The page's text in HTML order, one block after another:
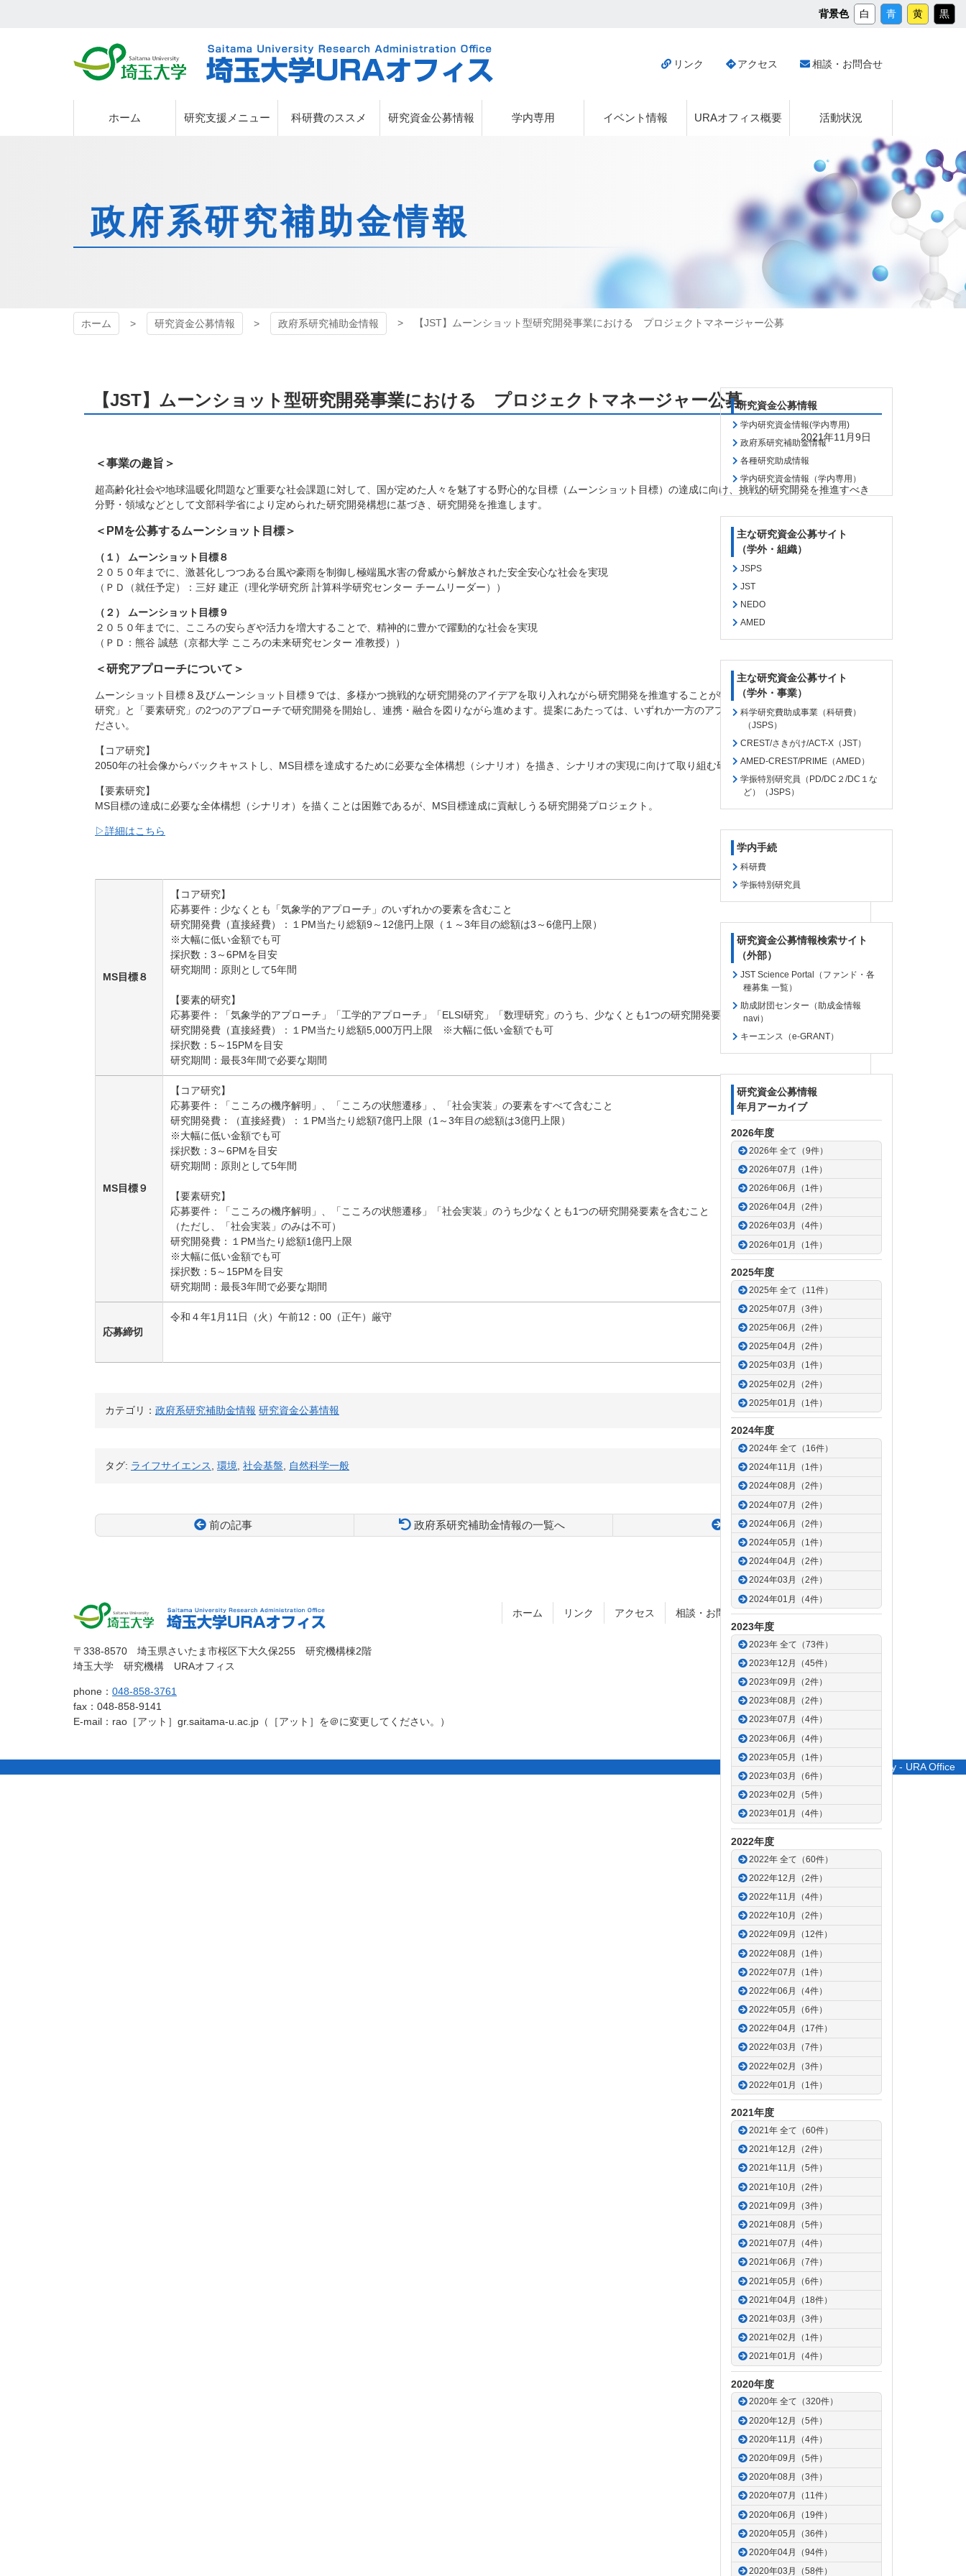
ン
プ
背景色 白 青 黄 黒
埼玉大学URAオフィス
埼玉大学
リンク アクセス 相談・お問合せ
ホーム 研究支援メニュー 科研費のススメ 研究資金公募情報 学内専用 イベント情報 URAオフィス概要 活動状況
政府系研究補助金情報
ホーム 研究資金公募情報 政府系研究補助金情報 【JST】ムーンショット型研究開発事業における プロジェクトマネージャー公募
研究資金公募情報
学内研究資金情報(学内専用)
政府系研究補助金情報
各種研究助成情報
学内研究資金情報（学内専用）
主な研究資金公募サイト
（学外・組織）
JSPS
JST
NEDO
AMED
主な研究資金公募サイト
（学外・事業）
科学研究費助成事業（科研費）
（JSPS）
CREST/さきがけ/ACT-X（JST）
AMED-CREST/PRIME（AMED）
学振特別研究員（PD/DC２/DC１な
ど）（JSPS）
学内手続
科研費
学振特別研究員
研究資金公募情報検索サイト
（外部）
JST Science Portal（ファンド・各
種募集 一覧）
助成財団センター（助成金情報
navi）
キーエンス（e-GRANT）
研究資金公募情報
年月アーカイブ
2026年度
2026年 全て（9件）
2026年07月（1件）
2026年06月（1件）
2026年04月（2件）
2026年03月（4件）
2026年01月（1件）
2025年度
2025年 全て（11件）
2025年07月（3件）
2025年06月（2件）
2025年04月（2件）
2025年03月（1件）
2025年02月（2件）
2025年01月（1件）
2024年度
2024年 全て（16件）
2024年11月（1件）
2024年08月（2件）
2024年07月（2件）
2024年06月（2件）
2024年05月（1件）
2024年04月（2件）
2024年03月（2件）
2024年01月（4件）
2023年度
2023年 全て（73件）
2023年12月（45件）
2023年09月（2件）
2023年08月（2件）
2023年07月（4件）
2023年06月（4件）
2023年05月（1件）
2023年03月（6件）
2023年02月（5件）
2023年01月（4件）
2022年度
2022年 全て（60件）
2022年12月（2件）
2022年11月（4件）
2022年10月（2件）
2022年09月（12件）
2022年08月（1件）
2022年07月（1件）
2022年06月（4件）
2022年05月（6件）
2022年04月（17件）
2022年03月（7件）
2022年02月（3件）
2022年01月（1件）
2021年度
2021年 全て（60件）
2021年12月（2件）
2021年11月（5件）
2021年10月（2件）
2021年09月（3件）
2021年08月（5件）
2021年07月（4件）
2021年06月（7件）
2021年05月（6件）
2021年04月（18件）
2021年03月（3件）
2021年02月（1件）
2021年01月（4件）
2020年度
2020年 全て（320件）
2020年12月（5件）
2020年11月（4件）
2020年09月（5件）
2020年08月（3件）
2020年07月（11件）
2020年06月（19件）
2020年05月（36件）
2020年04月（94件）
2020年03月（58件）
【JST】ムーンショット型研究開発事業における プロジェクトマネージャー公募
2021年11月9日
＜事業の趣旨＞
超高齢化社会や地球温暖化問題など重要な社会課題に対して、国が定めた人々を魅了する野心的な目標（ムーンショット目標）の達成に向け、挑戦的研究開発を推進すべき
分野・領域などとして文部科学省により定められた研究開発構想に基づき、研究開発を推進します。
＜PMを公募するムーンショット目標＞
（１） ムーンショット目標８
２０５０年までに、激甚化しつつある台風や豪雨を制御し極端風水害の脅威から解放された安全安心な社会を実現
（ＰＤ（就任予定）：三好 建正（理化学研究所 計算科学研究センター チームリーダー））
（２） ムーンショット目標９
２０５０年までに、こころの安らぎや活力を増大することで、精神的に豊かで躍動的な社会を実現
（ＰＤ：熊谷 誠慈（京都大学 こころの未来研究センター 准教授））
＜研究アプローチについて＞
ムーンショット目標８及びムーンショット目標９では、多様かつ挑戦的な研究開発のアイデアを取り入れながら研究開発を推進することが特に重要であることから、「コア
研究」と「要素研究」の2つのアプローチで研究開発を開始し、連携・融合を図りながら進めます。提案にあたっては、いずれか一方のアプローチを選択のうえ、ご応募く
ださい。
【コア研究】
2050年の社会像からバックキャストし、MS目標を達成するために必要な全体構想（シナリオ）を描き、シナリオの実現に向けて取り組む研究開発プロジェクト。
【要素研究】
MS目標の達成に必要な全体構想（シナリオ）を描くことは困難であるが、MS目標達成に貢献しうる研究開発プロジェクト。
▷詳細はこちら
MS目標８
【コア研究】
応募要件：少なくとも「気象学的アプローチ」のいずれかの要素を含むこと
研究開発費（直接経費）：１PM当たり総額9～12億円上限（１～3年目の総額は3～6億円上限）
※大幅に低い金額でも可
採択数：3～6PMを目安
研究期間：原則として5年間
【要素的研究】
応募要件：「気象学的アプローチ」「工学的アプローチ」「ELSI研究」「数理研究」のうち、少なくとも1つの研究開発要素を含むこと
研究開発費（直接経費）：１PM当たり総額5,000万円上限 ※大幅に低い金額でも可
採択数：5～15PMを目安
研究期間：最長3年間で必要な期間
MS目標９
【コア研究】
応募要件：「こころの機序解明」、「こころの状態遷移」、「社会実装」の要素をすべて含むこと
研究開発費：（直接経費）：１PM当たり総額7億円上限（1～3年目の総額は3億円上限）
※大幅に低い金額でも可
採択数：3～6PMを目安
研究期間：原則として5年間
【要素研究】
応募要件：「こころの機序解明」、「こころの状態遷移」「社会実装」のうち少なくとも1つの研究開発要素を含むこと
（ただし、「社会実装」のみは不可）
研究開発費：１PM当たり総額1億円上限
※大幅に低い金額でも可
採択数：5～15PMを目安
研究期間：最長3年間で必要な期間
応募締切
令和４年1月11日（火）午前12：00（正午）厳守
カテゴリ： 政府系研究補助金情報 研究資金公募情報
タグ: ライフサイエンス 環境 社会基盤 自然科学一般
前の記事 政府系研究補助金情報の一覧へ 次の記事
本
の
先
へ
戻
る
頭
戻
る
埼玉大
学
埼玉大学
URAオフィ
ス
〒338-8570 埼玉県さいたま市桜区下大久保255 研究機構棟2階
埼玉大学 研究機構 URAオフィス
phone： 048-858-3761
fax：048-858-9141
E-mail：rao［アット］gr.saitama-u.ac.jp（［アット］を＠に変更してください。）
ホーム リンク アクセス 相談・お問合せ サイトポリシー
© Saitama University - URA Office